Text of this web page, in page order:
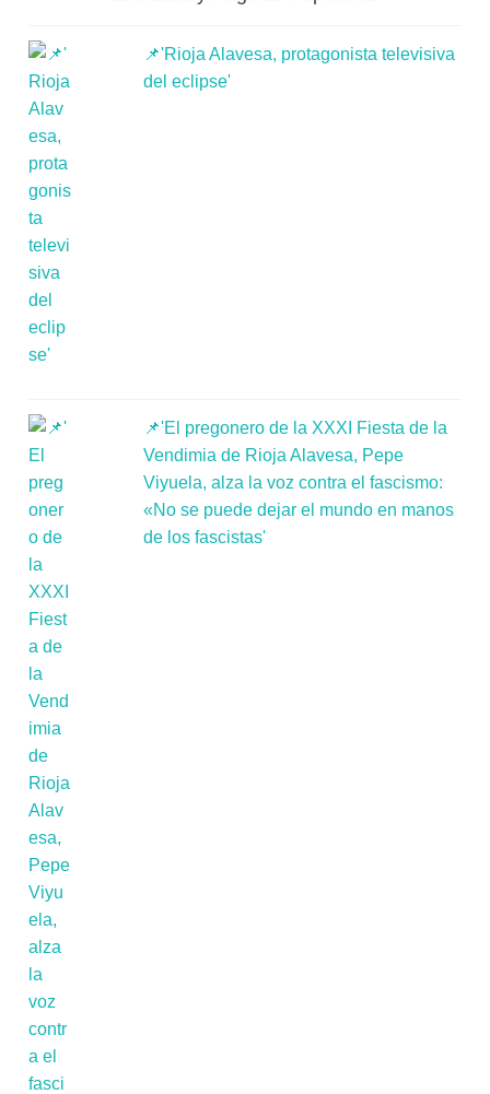
📌'Rioja Alavesa, protagonista televisiva
del eclipse'
📌'El pregonero de la XXXI Fiesta de la
Vendimia de Rioja Alavesa, Pepe
Viyuela, alza la voz contra el fascismo:
«No se puede dejar el mundo en manos
de los fascistas'